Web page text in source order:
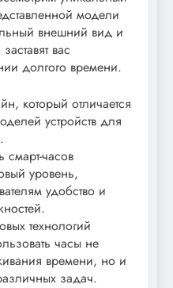
модели
внешний вид и
вас
долгого времени.
который отличается
устройств для
смарт-часов
уровень,
удобство и
технологий
часы не
времени, но и
задач.